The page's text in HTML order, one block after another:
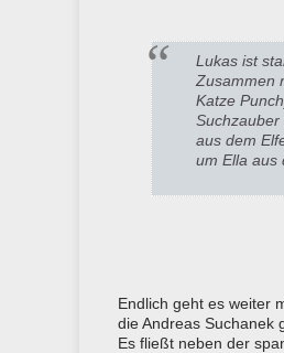
Lukas ist
Zusammen
Katze
Suchzauber
aus dem
um Ella aus
Endlich geht es weiter
die Andreas Suchanek
Es fließt neben der